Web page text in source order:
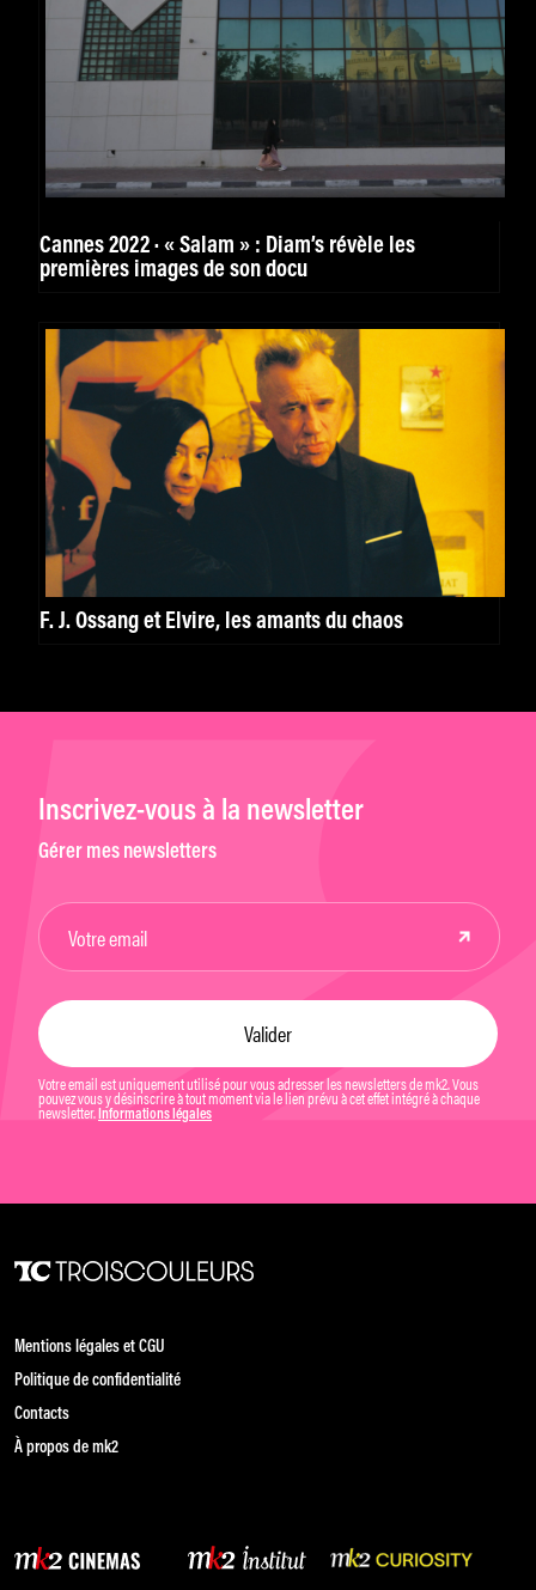
Cannes 2022 · « Salam » : Diam’s révèle les
premières images de son docu
F. J. Ossang et Elvire, les amants du chaos
Inscrivez-vous à la newsletter
Gérer mes newsletters
Votre email est uniquement utilisé pour vous adresser les newsletters de mk2. Vous
pouvez vous y désinscrire à tout moment via le lien prévu à cet effet intégré à chaque
newsletter. Informations légales
Mentions légales et CGU
Politique de confidentialité
Contacts
À propos de mk2